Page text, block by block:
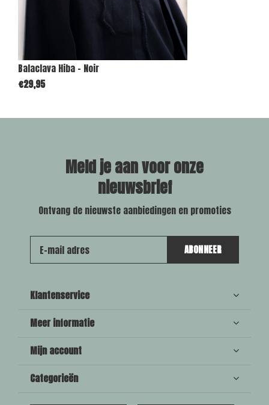
Balaclava Hiba - Noir
€29,95
Meld je aan voor onze
nieuwsbrief
Ontvang de nieuwste aanbiedingen en promoties
ABONNEER
Klantenservice
Meer informatie
Mijn account
Categorieën